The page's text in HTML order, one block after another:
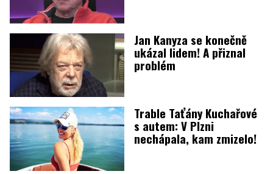
Jan Kanyza se konečně
ukázal lidem! A přiznal
problém
Trable Taťány Kuchařové
s autem: V Plzni
nechápala, kam zmizelo!